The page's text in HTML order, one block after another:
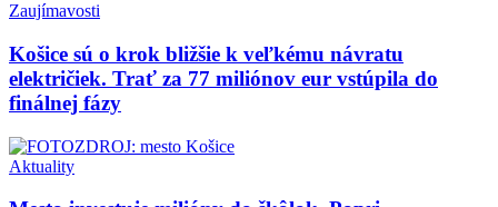
Zaujímavosti
Košice sú o krok bližšie k veľkému návratu
električiek. Trať za 77 miliónov eur vstúpila do
finálnej fázy
Aktuality